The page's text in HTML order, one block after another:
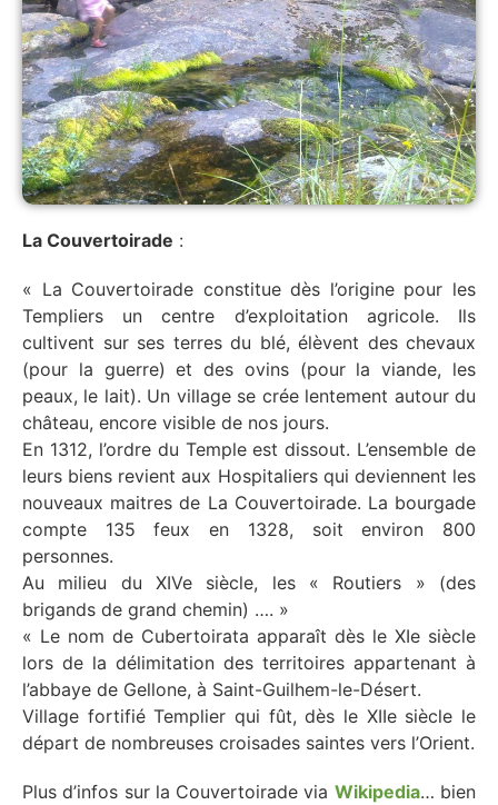
La Couvertoirade :
« La Couvertoirade constitue dès l’origine pour les
Templiers un centre d’exploitation agricole. Ils
cultivent sur ses terres du blé, élèvent des chevaux
(pour la guerre) et des ovins (pour la viande, les
peaux, le lait). Un village se crée lentement autour du
château, encore visible de nos jours.
En 1312, l’ordre du Temple est dissout. L’ensemble de
leurs biens revient aux Hospitaliers qui deviennent les
nouveaux maitres de La Couvertoirade. La bourgade
compte 135 feux en 1328, soit environ 800
personnes.
Au milieu du XIVe siècle, les « Routiers » (des
brigands de grand chemin) …. »
« Le nom de Cubertoirata apparaît dès le XIe siècle
lors de la délimitation des territoires appartenant à
l’abbaye de Gellone, à Saint-Guilhem-le-Désert.
Village fortifié Templier qui fût, dès le XIIe siècle le
départ de nombreuses croisades saintes vers l’Orient.
Plus d’infos sur la Couvertoirade via Wikipedia… bien